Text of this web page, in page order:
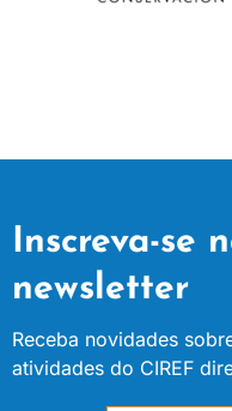
Inscreva-se
newsletter
Receba novidades
atividades do CIREF